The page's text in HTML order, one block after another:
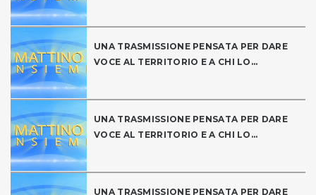
UNA TRASMISSIONE PENSATA PER DARE
VOCE AL TERRITORIO E A CHI LO...
UNA TRASMISSIONE PENSATA PER DARE
VOCE AL TERRITORIO E A CHI LO...
UNA TRASMISSIONE PENSATA PER DARE